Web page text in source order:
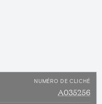
NUMÉRO DE CLICHÉ
A035256